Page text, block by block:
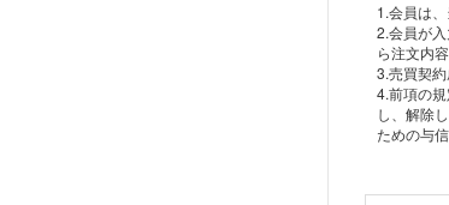
1.会員は
2.会員が
ら注文内
3.売買契
4.前項の
し、解除
ための与